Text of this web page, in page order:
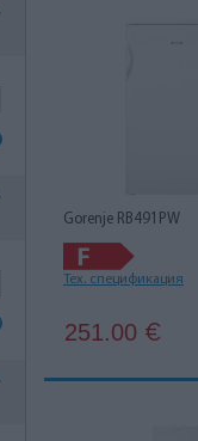
Gorenje RB491PW
Тех. спецификация
251.00 €